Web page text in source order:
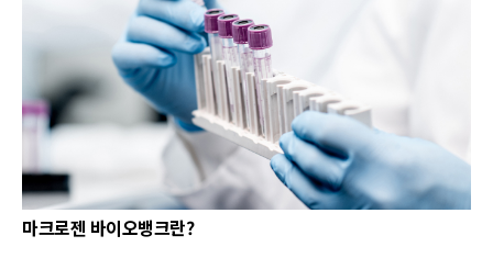
마크로젠 바이오뱅크란?